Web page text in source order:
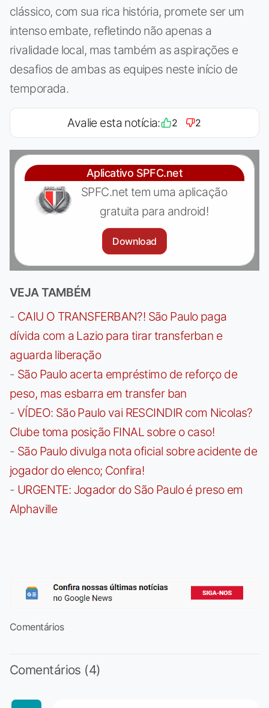
clássico, com sua rica história, promete ser um
intenso embate, refletindo não apenas a
rivalidade local, mas também as aspirações e
desafios de ambas as equipes neste início de
temporada.
Avalie esta notícia: 2 2
Aplicativo SPFC.net
SPFC.net tem uma aplicação
gratuita para android!
Download
VEJA TAMBÉM
- CAIU O TRANSFERBAN?! São Paulo paga
dívida com a Lazio para tirar transferban e
aguarda liberação
- São Paulo acerta empréstimo de reforço de
peso, mas esbarra em transfer ban
- VÍDEO: São Paulo vai RESCINDIR com Nicolas?
Clube toma posição FINAL sobre o caso!
- São Paulo divulga nota oficial sobre acidente de
jogador do elenco; Confira!
- URGENTE: Jogador do São Paulo é preso em
Alphaville
Comentários
Comentários (4)